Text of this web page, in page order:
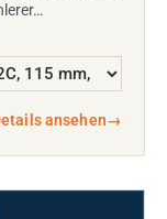
ansehen→